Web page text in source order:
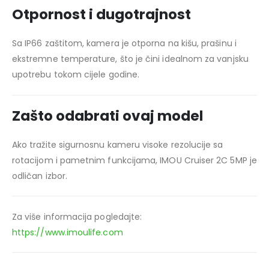
Otpornost i dugotrajnost
Sa IP66 zaštitom, kamera je otporna na kišu, prašinu i
ekstremne temperature, što je čini idealnom za vanjsku
upotrebu tokom cijele godine.
Zašto odabrati ovaj model
Ako tražite sigurnosnu kameru visoke rezolucije sa
rotacijom i pametnim funkcijama, IMOU Cruiser 2C 5MP je
odličan izbor.
Za više informacija pogledajte:
https://www.imoulife.com